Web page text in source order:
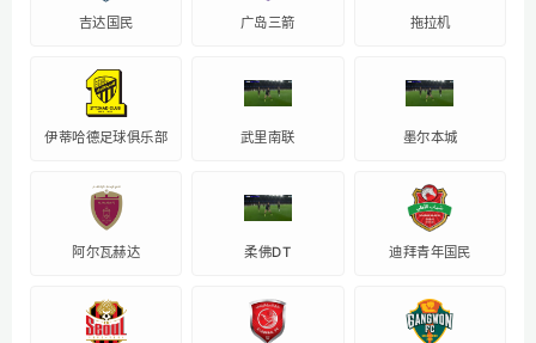
吉达国民 广岛三箭 拖拉机
伊蒂哈德足球俱乐部 武里南联 墨尔本城
阿尔瓦赫达 柔佛DT 迪拜青年国民